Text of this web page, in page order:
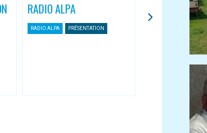
RADIO ALPA
RADIO ALPA PRÉSENTATION
L’APPLI
ASSOCIATIVES
Une nouvelle